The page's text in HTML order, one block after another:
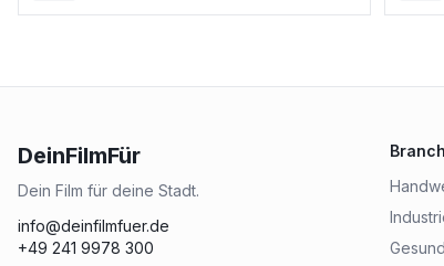
DeinFilmFür
Dein Film für deine Stadt.
info@deinfilmfuer.de
+49 241 9978 300